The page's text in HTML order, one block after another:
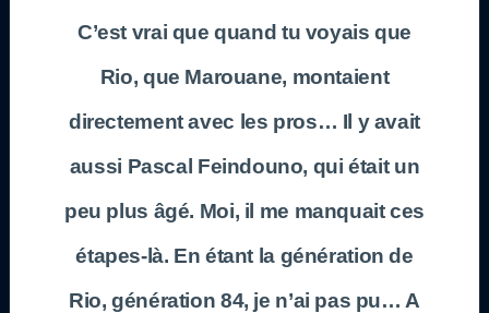
C’est vrai que quand tu voyais que
Rio, que Marouane, montaient
directement avec les pros… Il y avait
aussi Pascal Feindouno, qui était un
peu plus âgé. Moi, il me manquait ces
étapes-là. En étant la génération de
Rio, génération 84, je n’ai pas pu… A